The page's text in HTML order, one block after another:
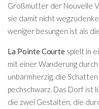
Großmutter der Nouvelle
sie damit nicht
weniger besungen ist als
La Pointe Courte spielt in
mit einer Wanderung
unbarmherzig, die
pechschwarz. Das Dorf ist
die zwei Gestalten, die